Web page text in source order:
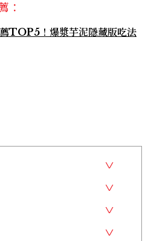
：
TOP5！爆漿芋泥隱藏版吃法